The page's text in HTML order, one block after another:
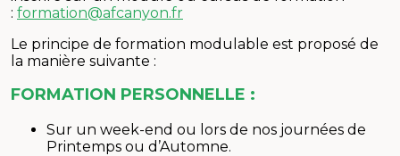
: formation@afcanyon.fr
Le principe de formation modulable est proposé de
la manière suivante :
FORMATION PERSONNELLE :
Sur un week-end ou lors de nos journées de
Printemps ou d’Automne.